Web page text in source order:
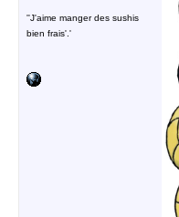
''J'aime manger des sushis
bien frais'.'